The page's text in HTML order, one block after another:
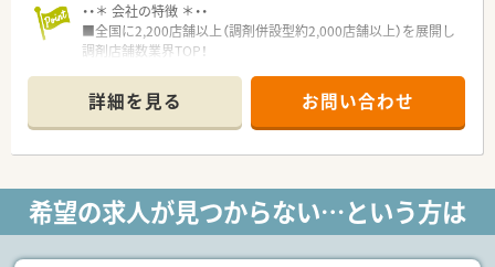
・・＊ 会社の特徴 ＊・・
■全国に2,200店舗以上（調剤併設型約2,000店舗以上）を展開し
調剤店舗数業界TOP！
頑張り次第で高給与も可能！
■経験や勤務コースによりますが、経験の少ない方でも500万前
半スタートと業界TOP水準！
■職種や職域に合わせ、豊富な社内研修や外部組織と連携した研
■薬剤師が中心の会社だからこそ活躍できるキャリアパスが多
種多様に用意されています。
■店舗拡大に伴い、エリアマネジャーや営業部長等のマネジメン
詳細を見る お問い合わせ
希望の求人が見つからない…という方は